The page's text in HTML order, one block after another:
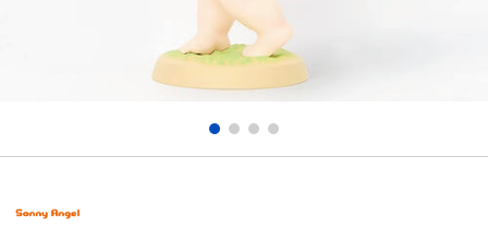
益智學習玩具
Disney Frozen迪士尼冰雪奇緣